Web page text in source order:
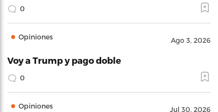
0
Opiniones Ago 3, 2026
Voy a Trump y pago doble
0
Opiniones Jul 30, 2026